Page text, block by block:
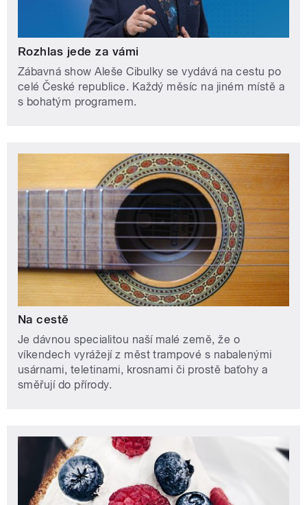
Rozhlas jede za vámi
Zábavná show Aleše Cibulky se vydává na cestu po
celé České republice. Každý měsíc na jiném místě a
s bohatým programem.
Na cestě
Je dávnou specialitou naší malé země, že o
víkendech vyrážejí z měst trampové s nabalenými
usárnami, teletinami, krosnami či prostě baťohy a
směřují do přírody.